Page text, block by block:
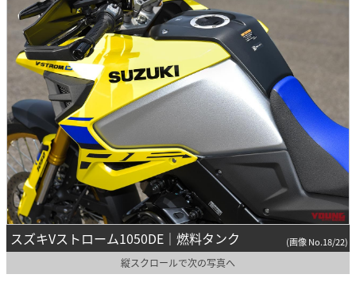
スズキVストローム1050DE｜燃料タンク (画像 No.18/22)
縦スクロールで次の写真へ